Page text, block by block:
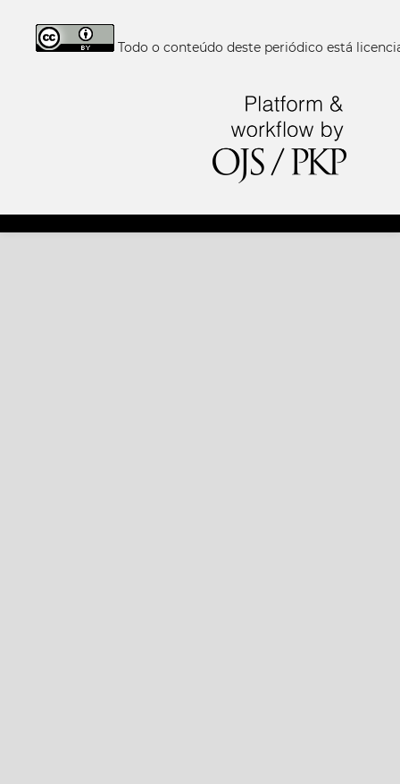
Todo o conteúdo deste periódico está